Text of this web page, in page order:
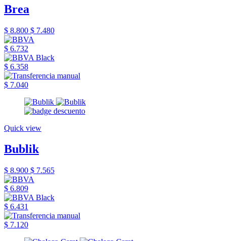
Brea
$ 8.800 $ 7.480
$ 6.732
$ 6.358
$ 7.040
Quick view
Bublik
$ 8.900 $ 7.565
$ 6.809
$ 6.431
$ 7.120